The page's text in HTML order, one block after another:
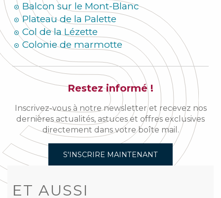
Balcon sur le Mont-Blanc
Plateau de la Palette
Col de la Lézette
Colonie de marmotte
Restez informé !
Inscrivez-vous à notre newsletter et recevez nos
dernières actualités, astuces et offres exclusives
directement dans votre boîte mail.
S'INSCRIRE MAINTENANT
ET AUSSI